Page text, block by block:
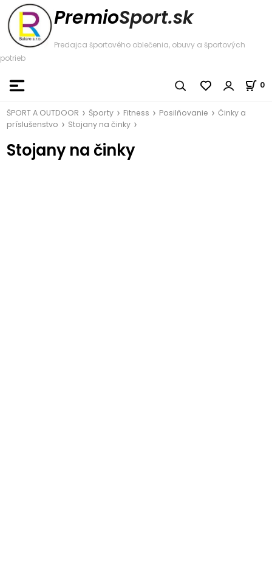
PremioSport.sk
Predajca športového oblečenia, obuvy a športových
potrieb
0
ŠPORT A OUTDOOR Športy Fitness Posilňovanie
Činky a
príslušenstvo
Stojany na činky
Stojany na činky